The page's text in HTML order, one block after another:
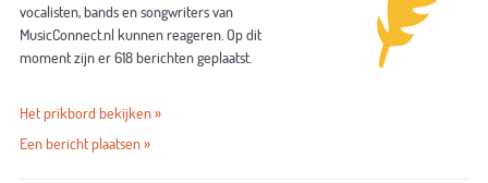
vocalisten, bands en songwriters van
MusicConnect.nl kunnen reageren. Op dit
moment zijn er 618 berichten geplaatst.
Het prikbord bekijken »
Een bericht plaatsen »